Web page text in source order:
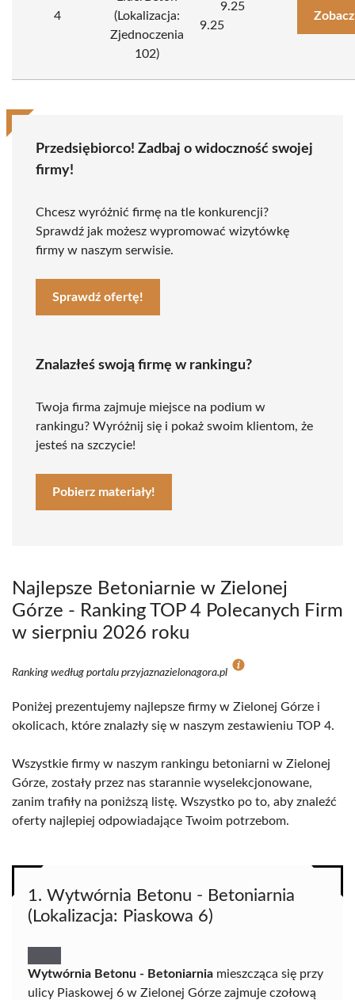
4
(Lokalizacja:
Zjednoczenia
102)
9.25
9.25
Przedsiębiorco! Zadbaj o widoczność swojej
firmy!
Chcesz wyróżnić firmę na tle konkurencji?
Sprawdź jak możesz wypromować wizytówkę
firmy w naszym serwisie.
Sprawdź ofertę!
Znalazłeś swoją firmę w rankingu?
Twoja firma zajmuje miejsce na podium w
rankingu? Wyróżnij się i pokaż swoim klientom, że
jesteś na szczycie!
Pobierz materiały!
Najlepsze Betoniarnie w Zielonej
Górze - Ranking TOP 4 Polecanych Firm
w sierpniu 2026 roku
Ranking według portalu przyjaznazielonagora.pl
Poniżej prezentujemy najlepsze firmy w Zielonej Górze i
okolicach, które znalazły się w naszym zestawieniu TOP 4.
Wszystkie firmy w naszym rankingu betoniarni w Zielonej
Górze, zostały przez nas starannie wyselekcjonowane,
zanim trafiły na poniższą listę. Wszystko po to, aby znaleźć
oferty najlepiej odpowiadające Twoim potrzebom.
1. Wytwórnia Betonu - Betoniarnia
(Lokalizacja: Piaskowa 6)
Wytwórnia Betonu - Betoniarnia mieszcząca się przy
ulicy Piaskowej 6 w Zielonej Górze zajmuje czołową